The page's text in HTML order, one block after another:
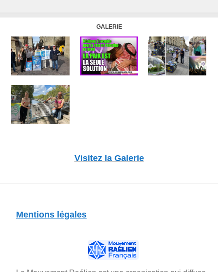
GALERIE
Visitez la Galerie
Mentions légales